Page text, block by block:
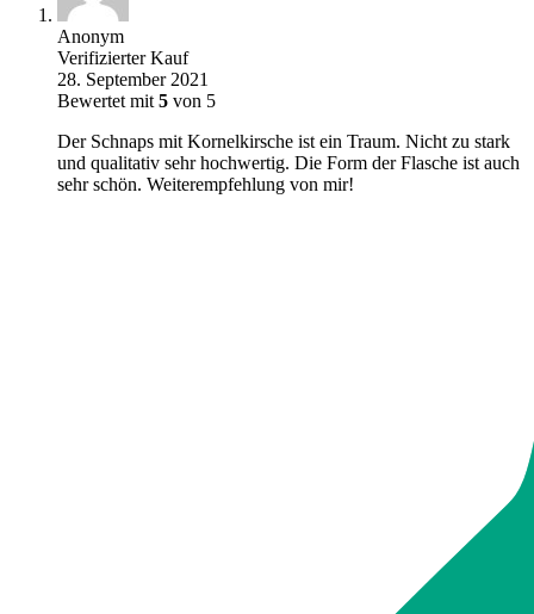
Anonym
Verifizierter Kauf
28. September 2021
Bewertet mit 5 von 5
Der Schnaps mit Kornelkirsche ist ein Traum. Nicht zu stark
und qualitativ sehr hochwertig. Die Form der Flasche ist auch
sehr schön. Weiterempfehlung von mir!